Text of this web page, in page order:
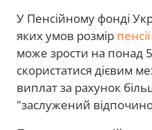
У Пенсійному фонді
яких умов розмір пенсії
може зрости на понад
скористатися дієвим
виплат за рахунок
"заслужений